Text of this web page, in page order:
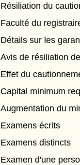
Résiliation du
Faculté du
Détails sur les
Avis de résiliation
Effet du
Capital minimum
Augmentation du
Examens écrits
Examens distincts
Examen d'une